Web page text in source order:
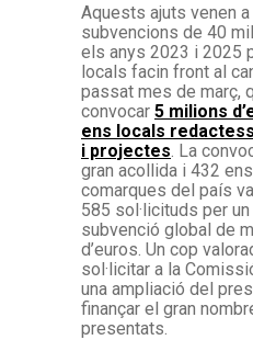
Aquests ajuts venen
subvencions de 40
els anys 2023 i 2025
locals facin front al
passat mes de març,
convocar 5 milions
ens locals
i projectes . La
gran acollida i 432
comarques del país
585 sol·licituds per
subvenció global de
d’euros. Un cop
sol·licitar a la
una ampliació del
finançar el gran
presentats.